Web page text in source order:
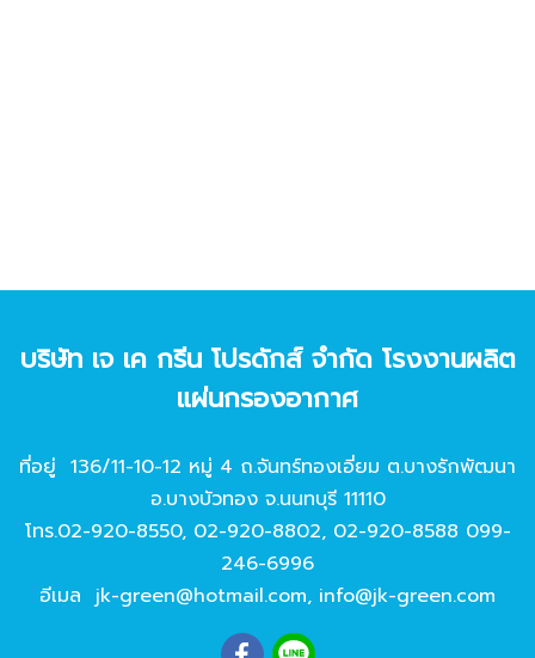
บริษัท เจ เค กรีน โปรดักส์ จํากัด โรงงานผลิต
แผ่นกรองอากาศ
ที่อยู่ 136/11-10-12 หมู่ 4 ถ.จันทร์ทองเอี่ยม ต.บางรักพัฒนา
อ.บางบัวทอง จ.นนทบุรี 11110
โทร.02-920-8550, 02-920-8802, 02-920-8588 099-
246-6996
อีเมล jk-green@hotmail.com, info@jk-green.com